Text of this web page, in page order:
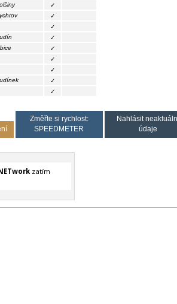
✓
✓
✓
✓
✓
✓
✓
✓
✓
Změřte si rychlost:
SPEEDMETER
Nahlásit
údaje
zatím